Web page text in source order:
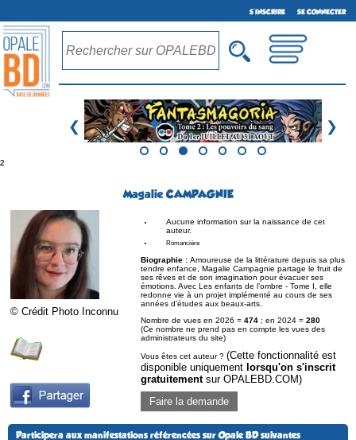
S'INSCRIRE SE CONNECTER
❮ ❯
²
Magalie CAMPAGNIE
© Crédit Photo Inconnu
Aucune information sur la naissance de cet
auteur.
Romancière
Biographie : Amoureuse de la littérature depuis sa plus
tendre enfance, Magalie Campagnie partage le fruit de
ses rêves et de son imagination pour évacuer ses
émotions. Avec Les enfants de l’ombre - Tome I, elle
redonne vie à un projet implémenté au cours de ses
années d’études aux beaux-arts.
Nombre de vues en 2026 = 474 ; en 2024 = 280
(Ce nombre ne prend pas en compte les vues des
administrateurs du site)
Vous êtes cet auteur ? (Cette fonctionnalité est
disponible uniquement lorsqu'on s'inscrit
gratuitementsur OPALEBD.COM)
Faire la demande
Participera aux manifestations référencées sur Opale BD suivantes